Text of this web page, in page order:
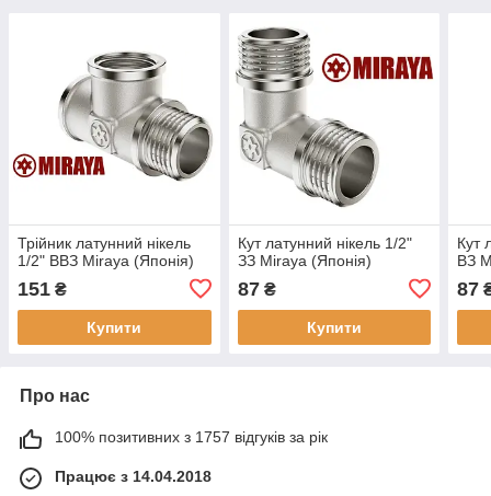
Трійник латунний нікель
1/2" ВВЗ Miraya (Японія)
151 ₴
Купити
Кут латунний нікель 1/2"
ЗЗ Miraya (Японія)
87₴
Купити
Кут
ВЗ
87
Про нас
100% позитивних з 1757 відгуків за рік
Працює з 14.04.2018